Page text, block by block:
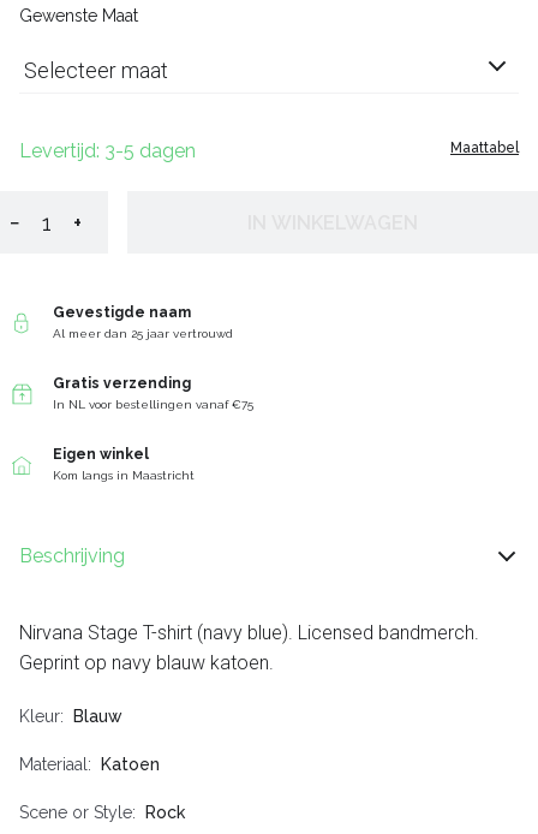
Gewenste Maat
Selecteer maat
Maattabel
Levertijd: 3-5 dagen
− +
Gevestigde naam
Al meer dan 25 jaar vertrouwd
Gratis verzending
In NL voor bestellingen vanaf €75
Eigen winkel
Kom langs in Maastricht
Beschrijving
Nirvana Stage T-shirt (navy blue). Licensed bandmerch.
Geprint op navy blauw katoen.
Kleur Blauw
Materiaal Katoen
Scene or Style Rock